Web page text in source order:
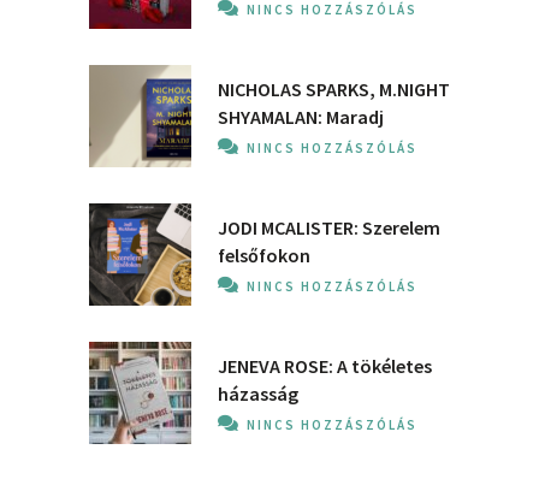
NINCS HOZZÁSZÓLÁS
NICHOLAS SPARKS, M.NIGHT
SHYAMALAN: Maradj
NINCS HOZZÁSZÓLÁS
JODI MCALISTER: Szerelem
felsőfokon
NINCS HOZZÁSZÓLÁS
JENEVA ROSE: A ​tökéletes
házasság
NINCS HOZZÁSZÓLÁS